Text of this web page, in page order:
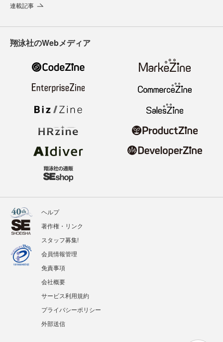
連載記事
翔泳社のWebメディア
ヘルプ
著作権・リンク
スタッフ募集!
会員情報管理
免責事項
会社概要
サービス利用規約
プライバシーポリシー
外部送信